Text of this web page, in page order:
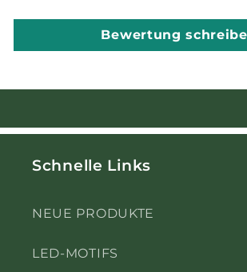
Bewertung
Schnelle Links
NEUE PRODUKTE
LED-MOTIFS